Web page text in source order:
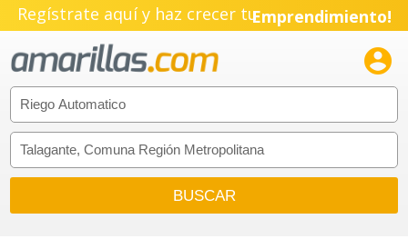
Regístrate aquí y haz crecer tuEmprendimiento!
